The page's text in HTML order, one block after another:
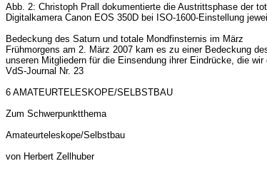
Abb. 2: Christoph Prall dokumentierte die Austrittsphase der
Digitalkamera Canon EOS 350D bei ISO-1600-Einstellung
Bedeckung des Saturn und totale Mondfinsternis im März
Frühmorgens am 2. März 2007 kam es zu einer Bedeckung
unseren Mitgliedern für die Einsendung ihrer Eindrücke, die
VdS-Journal Nr. 23
6 AMATEURTELESKOPE/SELBSTBAU
Zum Schwerpunktthema
Amateurteleskope/Selbstbau
von Herbert Zellhuber